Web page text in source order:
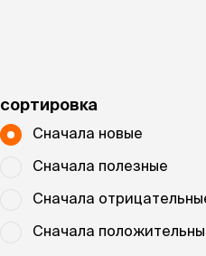
cортировка
Сначала новые
Сначала полезные
Сначала
Сначала